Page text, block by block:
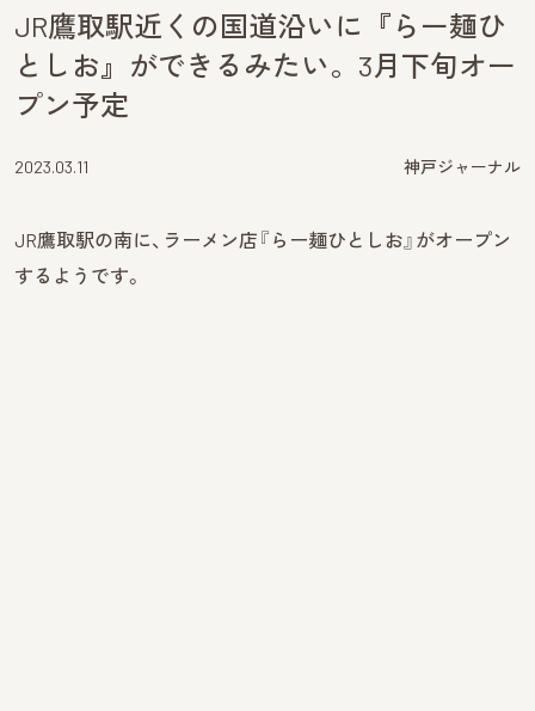
JR鷹取駅近くの国道沿いに『らー麺ひ
としお』ができるみたい。3月下旬オー
プン予定
2023.03.11 神戸ジャーナル
JR鷹取駅の南に、ラーメン店『らー麺ひとしお』がオープン
するようです。